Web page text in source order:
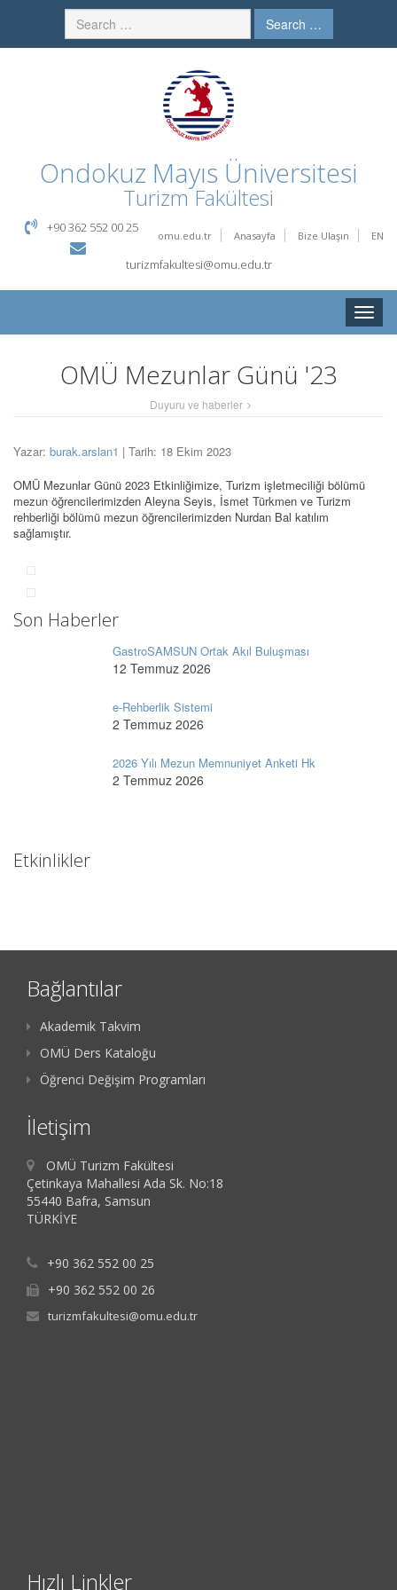
Search …
Ondokuz Mayıs Üniversitesi
Turizm Fakültesi
omu.edu.tr Anasayfa Bize Ulaşın EN
+90 362 552 00 25
turizmfakultesi@omu.edu.tr
Toggle
OMÜ Mezunlar Günü '23
Duyuru ve haberler
Yazar: burak.arslan1 | Tarih: 18 Ekim 2023
OMÜ Mezunlar Günü 2023 Etkinliğimize, Turizm işletmeciliği bölümü
mezun öğrencilerimizden Aleyna Seyis, İsmet Türkmen ve Turizm
rehberliği bölümü mezun öğrencilerimizden Nurdan Bal katılım
sağlamıştır.
Son Haberler
GastroSAMSUN Ortak Akıl Buluşması
12 Temmuz 2026
e-Rehberlik Sistemi
2 Temmuz 2026
2026 Yılı Mezun Memnuniyet Anketi Hk
2 Temmuz 2026
Etkinlikler
Bağlantılar
Akademik Takvim
OMÜ Ders Kataloğu
Öğrenci Değişim Programları
İletişim
OMÜ Turizm Fakültesi
Çetinkaya Mahallesi Ada Sk. No:18
55440 Bafra, Samsun
TÜRKİYE
+90 362 552 00 25
+90 362 552 00 26
turizmfakultesi@omu.edu.tr
Hızlı Linkler